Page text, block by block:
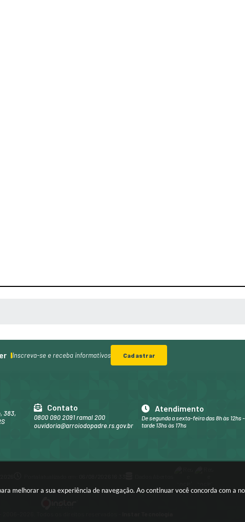
melhorar a sua experiência de navegação. Ao continuar você concorda com a
Inscreva-se e receba informativos Cadastrar
383,
Contato
0800 090 2091 ramal 200
ouvidoria@arroiodopadre.rs.gov.br
Atendimento
De segunda a sexta-feira das 8h às 12hs -
tarde 13hs às 17hs